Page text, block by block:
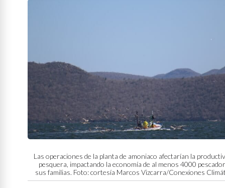
Las operaciones de la planta de amoniaco afectarían la
pesquera, impactando la economía de al menos 4000
sus familias. Foto: cortesía Marcos Vizcarra/Conexiones